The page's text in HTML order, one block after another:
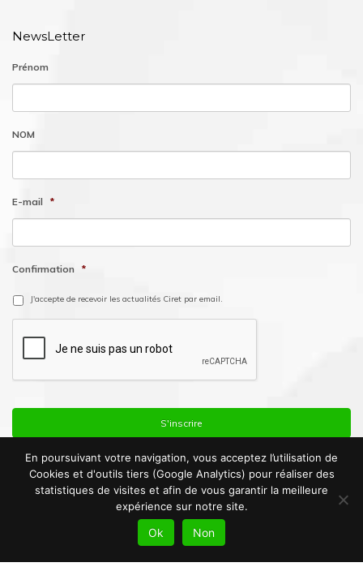
NewsLetter
Prénom
NOM
E-mail *
Confirmation *
J'accepte de recevoir les actualités Ciret par email.
© Copyright 2016. Ciret France |Mentions Légales|Politique de
En poursuivant votre navigation, vous acceptez l’utilisation de
Cookies et d'outils tiers (Google Analytics) pour réaliser des
statistiques de visites et afin de vous garantir la meilleure
expérience sur notre site.
Ok Non